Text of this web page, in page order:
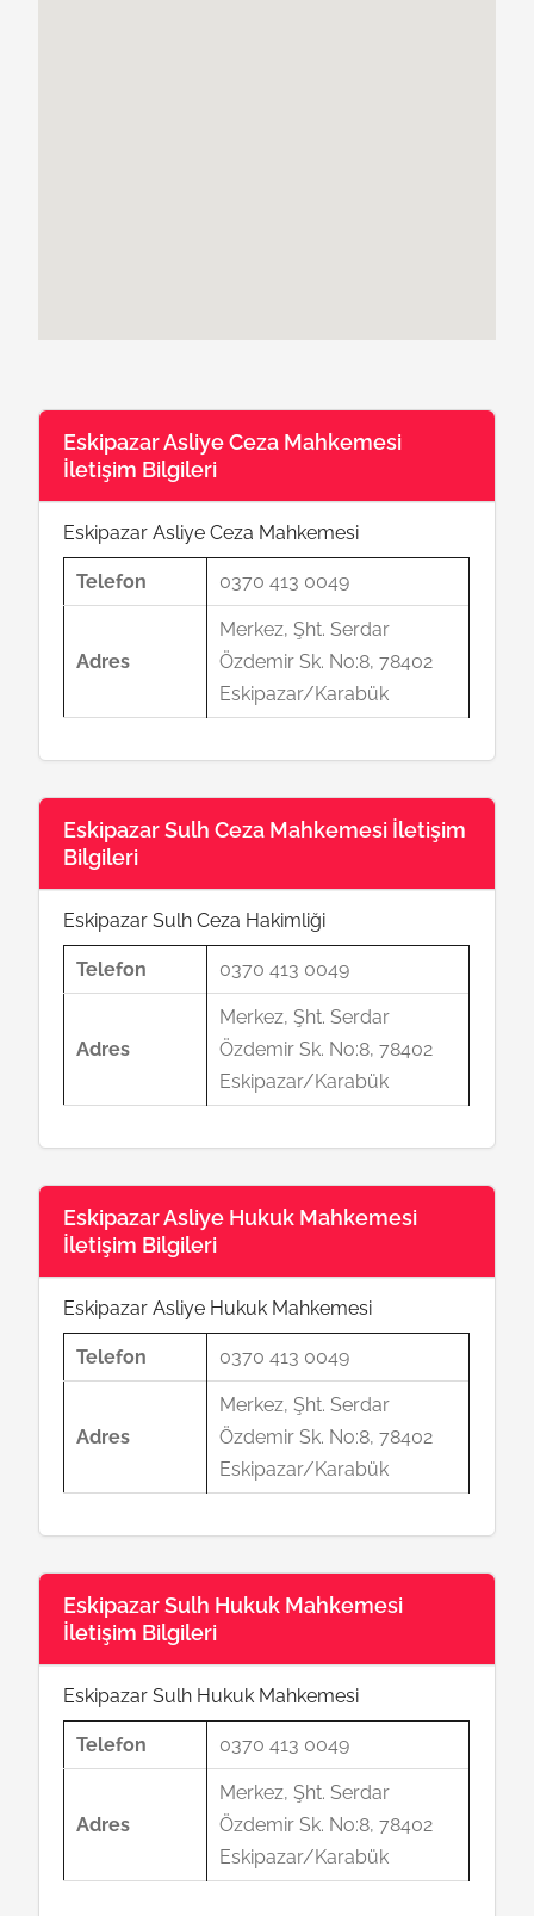
Eskipazar Asliye Ceza Mahkemesi
İletişim Bilgileri
Eskipazar Asliye Ceza Mahkemesi
Telefon 0370 413 0049
Adres
Merkez, Şht. Serdar
Özdemir Sk. No:8, 78402
Eskipazar/Karabük
Eskipazar Sulh Ceza Mahkemesi İletişim
Bilgileri
Eskipazar Sulh Ceza Hakimliği
Telefon 0370 413 0049
Adres
Merkez, Şht. Serdar
Özdemir Sk. No:8, 78402
Eskipazar/Karabük
Eskipazar Asliye Hukuk Mahkemesi
İletişim Bilgileri
Eskipazar Asliye Hukuk Mahkemesi
Telefon 0370 413 0049
Adres
Merkez, Şht. Serdar
Özdemir Sk. No:8, 78402
Eskipazar/Karabük
Eskipazar Sulh Hukuk Mahkemesi
İletişim Bilgileri
Eskipazar Sulh Hukuk Mahkemesi
Telefon 0370 413 0049
Adres
Merkez, Şht. Serdar
Özdemir Sk. No:8, 78402
Eskipazar/Karabük